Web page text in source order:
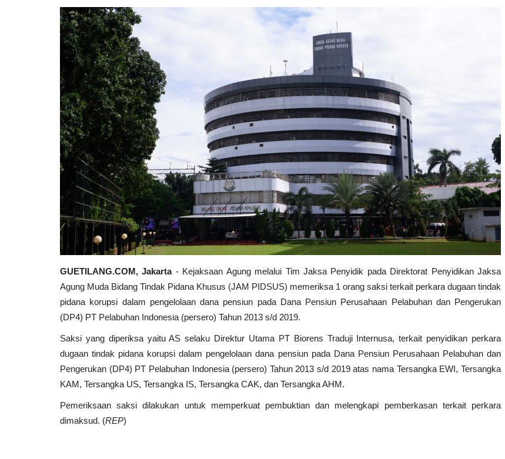
GUETILANG.COM, Jakarta- Kejaksaan Agung melalui Tim Jaksa Penyidik pada Direktorat Penyidikan Jaksa
Agung Muda Bidang Tindak Pidana Khusus (JAM PIDSUS) memeriksa 1 orang saksi terkait perkara dugaan tindak
pidana korupsi dalam pengelolaan dana pensiun pada Dana Pensiun Perusahaan Pelabuhan dan Pengerukan
(DP4) PT Pelabuhan Indonesia (persero) Tahun 2013 s/d 2019.
Saksi yang diperiksa yaitu AS selaku Direktur Utama PT Biorens Traduji Internusa, terkait penyidikan perkara
dugaan tindak pidana korupsi dalam pengelolaan dana pensiun pada Dana Pensiun Perusahaan Pelabuhan dan
Pengerukan (DP4) PT Pelabuhan Indonesia (persero) Tahun 2013 s/d 2019 atas nama Tersangka EWI, Tersangka
KAM, Tersangka US, Tersangka IS, Tersangka CAK, dan Tersangka AHM.
Pemeriksaan saksi dilakukan untuk memperkuat pembuktian dan melengkapi pemberkasan terkait perkara
dimaksud. (REP)